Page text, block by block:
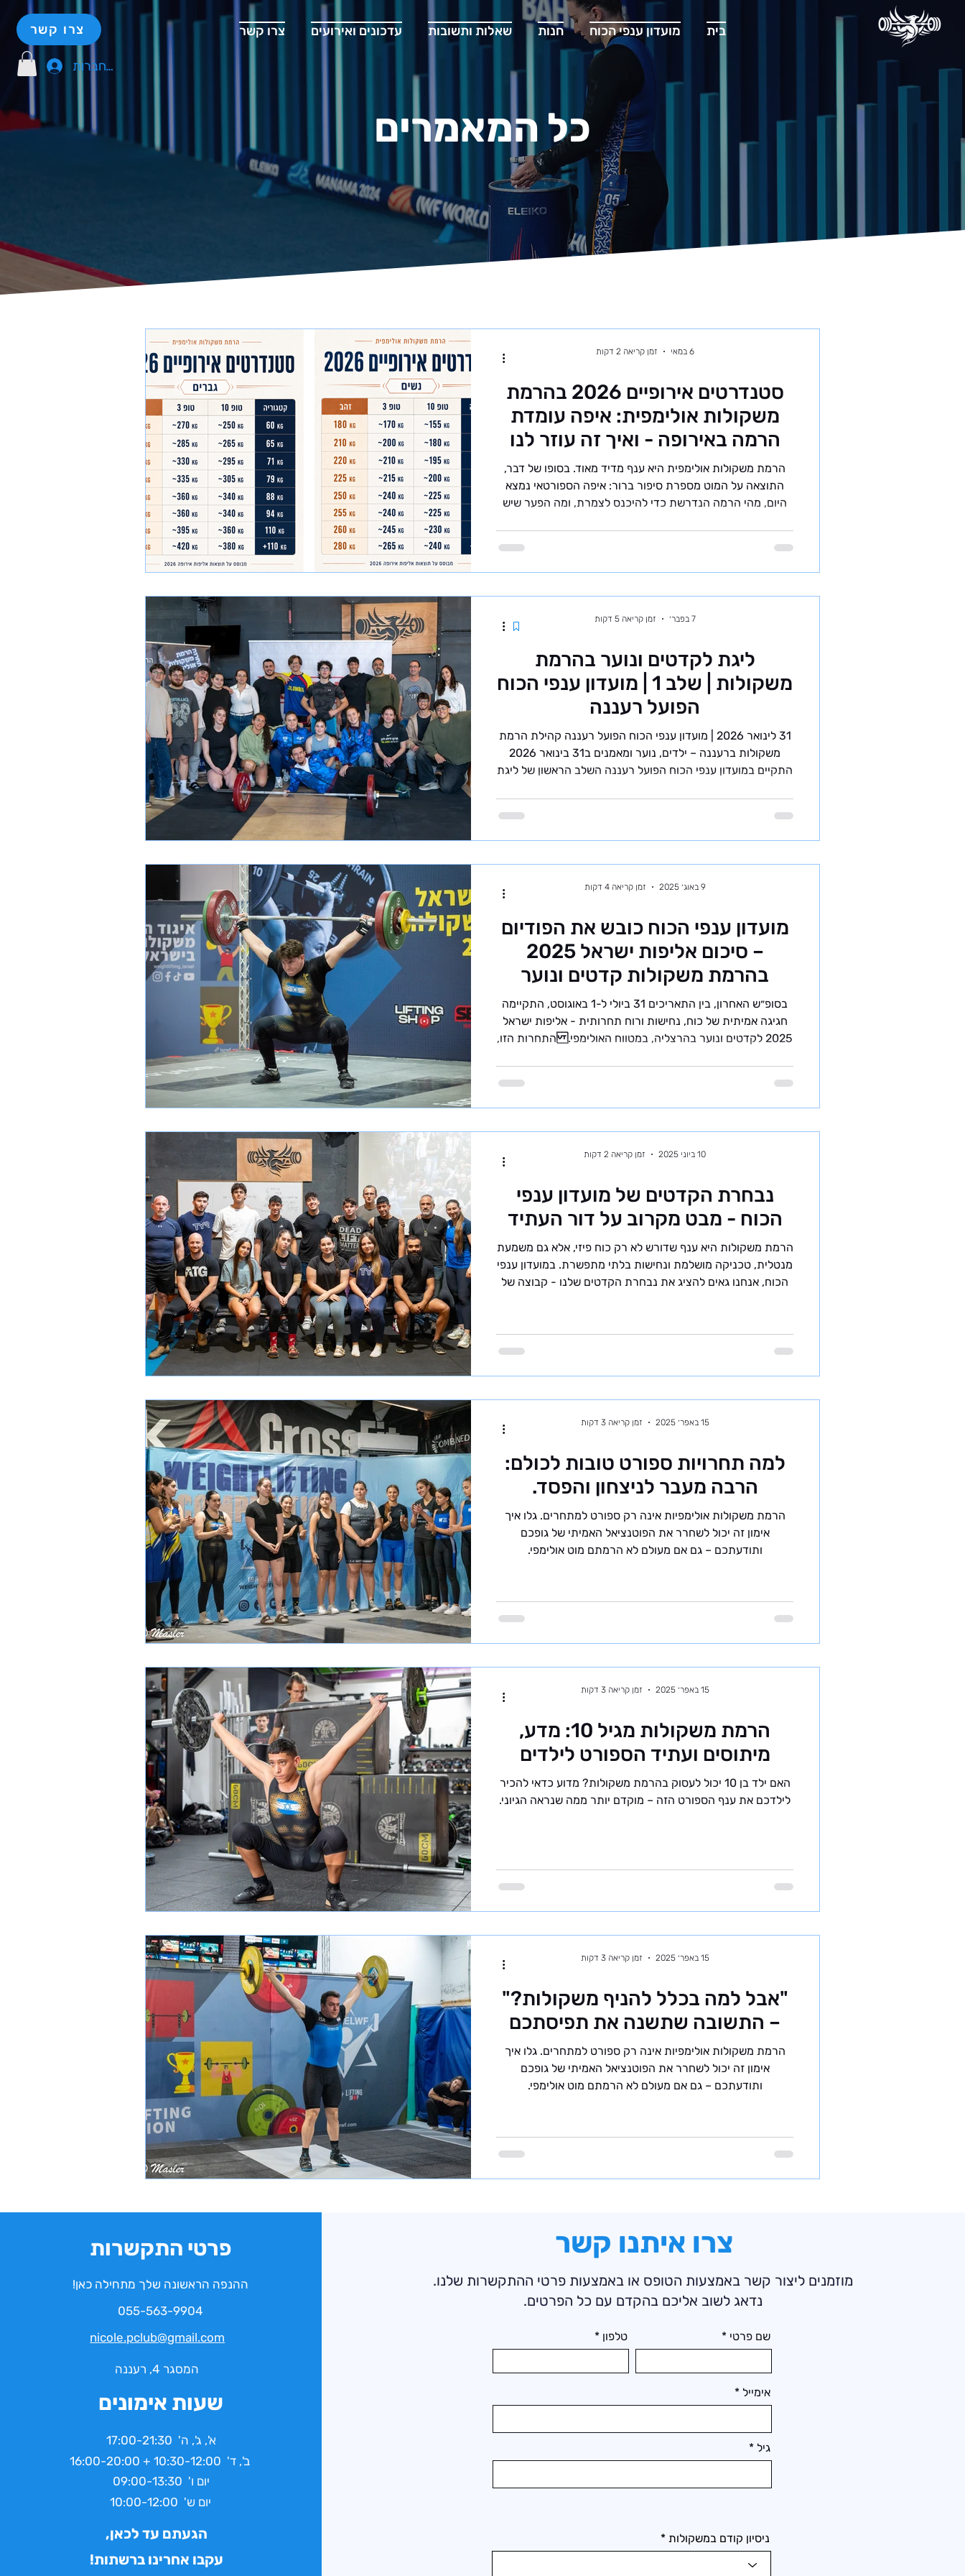
צרו קשר
להתחברות
בית מועדון ענפי הכוח חנות שאלות ותשובות עדכונים ואירועים צרו קשר
כל המאמרים
סטנדרטים אירופיים 2026 בהרמת
משקולות אולימפית: איפה עומדת
הרמה באירופה - ואיך זה עוזר לנו
בישראל?
הרמת משקולות אולימפית היא ענף מדיד מאוד. בסופו של דבר,
התוצאה על המוט מספרת סיפור ברור: איפה הספורטאי נמצא
היום, מהי הרמה הנדרשת כדי להיכנס לצמרת, ומה הפער שיש
החדשות: טופ 10, טופ 3 וזהב - לנשים ולגברים. הנתונים
מבוססים על תוצאות אליפות אירופה 2026, ומטרתם לתת
סטנדרטים אירו
6 במאי זמן קריאה 2 דקות
ליגת לקדטים ונוער בהרמת
משקולות | שלב 1 | מועדון ענפי הכוח
הפועל רעננה
31 לינואר 2026 | מועדון ענפי הכוח הפועל רעננה קהילת הרמת
משקולות ברעננה – ילדים, נוער ומאמנים ב31 בינואר 2026
התקיים במועדון ענפי הכוח הפועל רעננה השלב הראשון של ליגת
תקופה של חוסר ודאות בלוח התחרויות של איגוד הרמת
המשקולות בישראל, זכו סוף סוף הקדטים והנוער שלנו לעלות על
7 בפבר׳ זמן קריאה 5 דקות
מועדון ענפי הכוח כובש את הפודיום
– סיכום אליפות ישראל 2025
בהרמת משקולות קדטים ונוער
בסופ״ש האחרון, בין התאריכים 31 ביולי ל-1 באוגוסט, התקיימה
חגיגה אמיתית של כוח, נחישות ורוח תחרותית - אליפות ישראל
2025 לקדטים ונוער בהרצליה, במטווח האולימפי. התחרות הזו,
שהגיעו נחושים להוכיח שכל העבודה הקשה באימונים משתלמת.
הייתה זו האליפות הארצית הראשונה לפי קטגוריות המשקל
9 באוג׳ 2025 זמן קריאה 4 דקות
נבחרת הקדטים של מועדון ענפי
הכוח - מבט מקרוב על דור העתיד
הרמת משקולות היא ענף שדורש לא רק כוח פיזי, אלא גם משמעת
מנטלית, טכניקה מושלמת ונחישות בלתי מתפשרת. במועדון ענפי
הכוח, אנחנו גאים להציג את נבחרת הקדטים שלנו - קבוצה של
שלנו, חשוב להבין מהי קטגוריית הקדטים בהרמת משקולות. זוהי
קטגוריית גיל המיועדת לספורטאים צעירים עד גיל 15 ועד גיל 17
10 ביוני 2025 זמן קריאה 2 דקות
למה תחרויות ספורט טובות לכולם:
הרבה מעבר לניצחון והפסד.
הרמת משקולות אולימפיות אינה רק ספורט למתחרים. גלו איך
אימון זה יכול לשחרר את הפוטנציאל האמיתי של גופכם
ותודעתכם – גם אם מעולם לא הרמתם מוט אולימפי.
15 באפר׳ 2025 זמן קריאה 3 דקות
הרמת משקולות מגיל 10: מדע,
מיתוסים ועתיד הספורט לילדים
האם ילד בן 10 יכול לעסוק בהרמת משקולות? מדוע כדאי להכיר
לילדכם את ענף הספורט הזה – מוקדם יותר ממה שנראה הגיוני.
15 באפר׳ 2025 זמן קריאה 3 דקות
"אבל למה בכלל להניף משקולות?"
– התשובה שתשנה את תפיסתכם
הרמת משקולות אולימפיות אינה רק ספורט למתחרים. גלו איך
אימון זה יכול לשחרר את הפוטנציאל האמיתי של גופכם
ותודעתכם – גם אם מעולם לא הרמתם מוט אולימפי.
15 באפר׳ 2025 זמן קריאה 3 דקות
פרטי התקשרות
ההנפה הראשונה שלך מתחילה כאן!
055-563-9904
nicole.pclub@gmail.com
המסגר 4, רעננה
שעות אימונים
א', ג', ה' 17:00-21:30
ב', ד' 10:30-12:00 + 16:00-20:00
יום ו' 09:00-13:30
יום ש' 10:00-12:00
הגעתם עד לכאן,
עקבו אחרינו ברשתות!
צרו איתנו קשר
מוזמנים ליצור קשר באמצעות הטופס או באמצעות פרטי ההתקשרות שלנו.
נדאג לשוב אליכם בהקדם עם כל הפרטים.
טלפון שם פרטי
אימייל
גיל
ניסיון קודם במשקולות